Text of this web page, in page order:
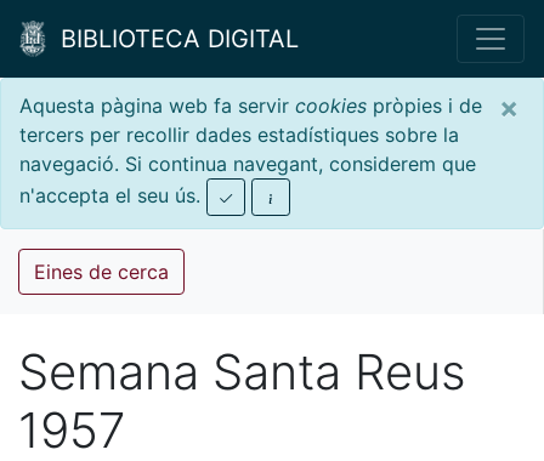
BIBLIOTECA DIGITAL
×
Aquesta pàgina web fa servir cookies pròpies i de
tercers per recollir dades estadístiques sobre la
navegació. Si continua navegant, considerem que
n'accepta el seu ús.
Eines de cerca
Semana Santa Reus
1957